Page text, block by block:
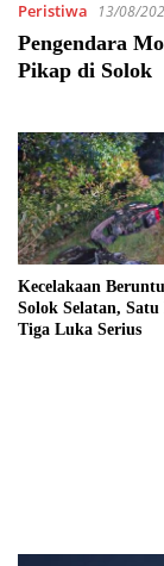
Peristiwa 13/08/
Pengendara
Pikap di Solok
Kecelakaan
Solok Selatan,
Tiga Luka Serius